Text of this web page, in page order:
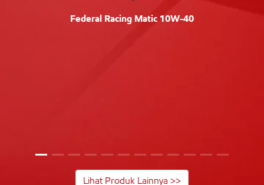
Federal Racing Matic 10W-40
Lihat Produk Lainnya >>